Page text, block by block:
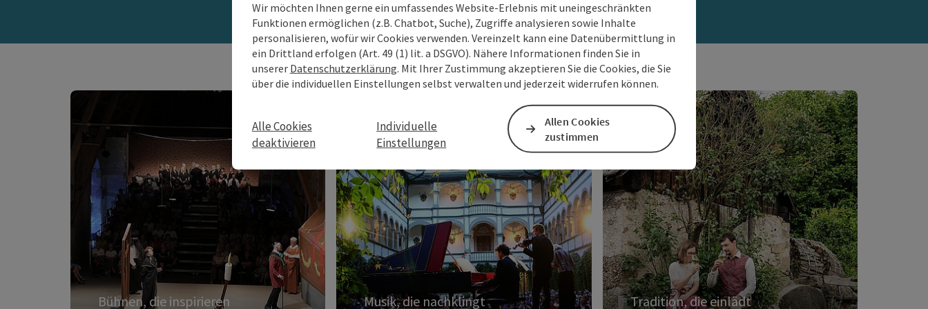
Bühnen, die inspirieren
Bühnen, die inspirieren
Theater, Kabarett,
Ausstellung
Theater, Kabarett, Lesungen und
Ausstellungen in der Donauregion
Oberösterreich – historische Spielstätten,
Stifte, Schlösser und moderne Bühnen
schaffen den Rahmen für inspirierende
Kulturmomente.
Musik, die nachklingt
Musik, die nachklingt
Musik, Konzerte,
Festspiele
Konzerte, Open-Air-Events, Festspiele und
Kulturwochen entlang der Donau – große
Stimmen und besondere Klangmomente.
Tradition, die einlädt
Tradition, die einlädt
Brauchtum und
Feste
Von Fasching über Ostern bis Advent:
Brauchtumsveranstaltungen, Feste und
regionale Höhepunkte, die Gemeinschaft
und Identität verbinden.
Wir möchten Ihnen gerne ein umfassendes Website-Erlebnis mit uneingeschränkten
Funktionen ermöglichen (z.B. Chatbot, Suche), Zugriffe analysieren sowie Inhalte
personalisieren, wofür wir Cookies verwenden. Vereinzelt kann eine Datenübermittlung in
ein Drittland erfolgen (Art. 49 (1) lit. a DSGVO). Nähere Informationen finden Sie in
unserer Datenschutzerklärung. Mit Ihrer Zustimmung akzeptieren Sie die Cookies, die Sie
über die individuellen Einstellungen selbst verwalten und jederzeit widerrufen können.
Alle Cookies
deaktivieren
Individuelle
Einstellungen
Allen Cookies
zustimmen